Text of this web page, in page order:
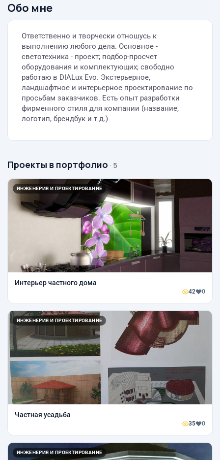
Обо мне
Ответственно и творчески отношусь к
выполнению любого дела. Основное -
светотехника - проект; подбор-просчет
оборудования и комплектующих; свободно
работаю в DIALux Evo. Экстерьерное,
ландшафтное и интерьерное проектирование по
просьбам заказчиков. Есть опыт разработки
фирменного стиля для компании (название,
логотип, брендбук и т д.)
Проекты в портфолио · 5
ИНЖЕНЕРИЯ И ПРОЕКТИРОВАНИЕ
Интерьер частного дома
42 0
ИНЖЕНЕРИЯ И ПРОЕКТИРОВАНИЕ
Частная усадьба
35 0
ИНЖЕНЕРИЯ И ПРОЕКТИРОВАНИЕ